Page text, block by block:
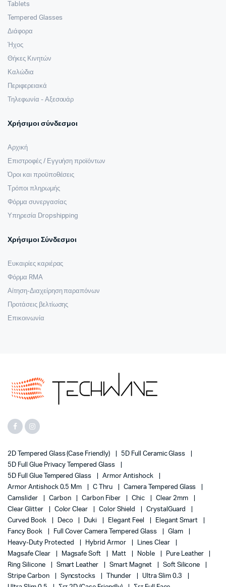
Tablets
Tempered Glasses
Διάφορα
Ήχος
Θήκες Κινητών
Καλώδια
Περιφερειακά
Τηλεφωνία - Αξεσουάρ
Χρήσιμοι σύνδεσμοι
Αρχική
Επιστροφές / Εγγυήση προϊόντων
Όροι και προϋποθέσεις
Τρόποι πληρωμής
Φόρμα συνεργασίας
Υπηρεσία Dropshipping
Χρήσιμοι Σύνδεσμοι
Ευκαιρίες καριέρας
Φόρμα RMA
Αίτηση-Διαχείρηση παραπόνων
Προτάσεις βελτίωσης
Επικοινωνία
2D Tempered Glass (case Friendly)
5D Full Ceramic Glass
5D Full Glue Privacy Tempered Glass
5D Full Glue Tempered Glass
Armor Antishock
Armor Antishock 0.5 Mm
C Thru
Camera Tempered Glass
Camslider
Carbon Carbon Fiber Chic
Clear 2mm
Clear Glitter
Color Clear Color Shield
CrystalGuard
Curved Book
Deco Duki Elegant Feel
Elegant Smart
Fancy Book
Full Cover Camera Tempered Glass
Glam
Heavy-Duty Protected
Hybrid Armor
Lines Clear
Magsafe Clear
Magsafe Soft Matt Noble
Pure Leather
Ring Silicone
Smart Leather Smart Magnet
Soft Silicone
Stripe Carbon
Syncstocks Thunder
Ultra Slim 0.3